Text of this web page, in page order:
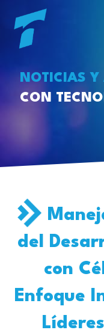
NOTICIAS Y
CON
del
con
Enfoque